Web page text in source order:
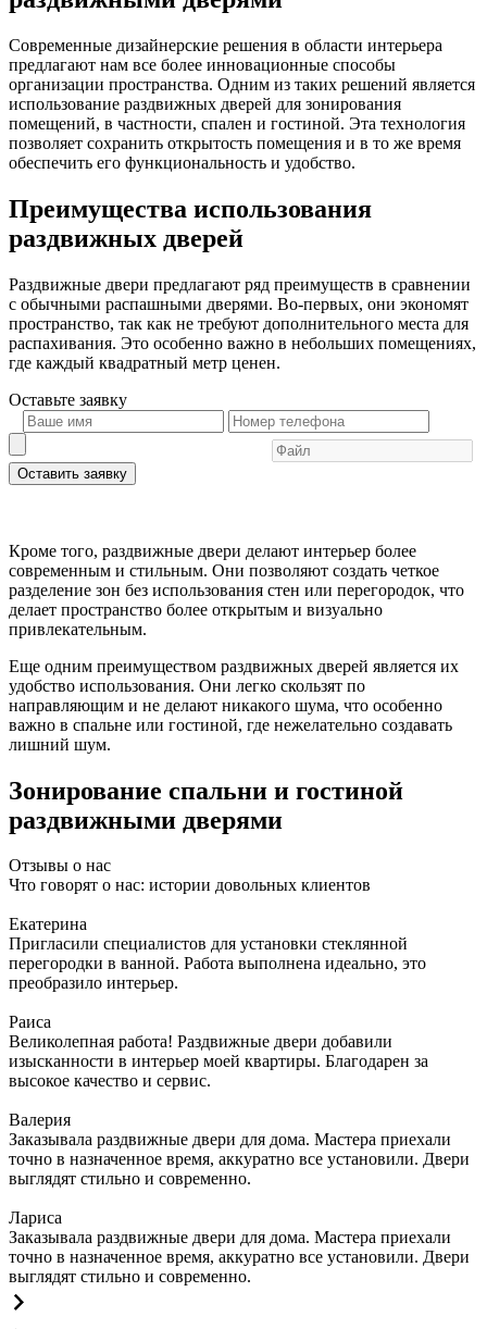
Современные дизайнерские решения в области интерьера
предлагают нам все более инновационные способы
организации пространства. Одним из таких решений является
использование раздвижных дверей для зонирования
помещений, в частности, спален и гостиной. Эта технология
позволяет сохранить открытость помещения и в то же время
обеспечить его функциональность и удобство.
Преимущества использования
раздвижных дверей
Раздвижные двери предлагают ряд преимуществ в сравнении
с обычными распашными дверями. Во-первых, они экономят
пространство, так как не требуют дополнительного места для
распахивания. Это особенно важно в небольших помещениях,
где каждый квадратный метр ценен.
Оставьте заявку
Оставить заявку
Кроме того, раздвижные двери делают интерьер более
современным и стильным. Они позволяют создать четкое
разделение зон без использования стен или перегородок, что
делает пространство более открытым и визуально
привлекательным.
Еще одним преимуществом раздвижных дверей является их
удобство использования. Они легко скользят по
направляющим и не делают никакого шума, что особенно
важно в спальне или гостиной, где нежелательно создавать
лишний шум.
Зонирование спальни и гостиной
раздвижными дверями
Отзывы о нас
Что говорят о нас: истории довольных клиентов
Екатерина
Пригласили специалистов для установки стеклянной
перегородки в ванной. Работа выполнена идеально, это
преобразило интерьер.
Раиса
Великолепная работа! Раздвижные двери добавили
изысканности в интерьер моей квартиры. Благодарен за
высокое качество и сервис.
Валерия
Заказывала раздвижные двери для дома. Мастера приехали
точно в назначенное время, аккуратно все установили. Двери
выглядят стильно и современно.
Лариса
Заказывала раздвижные двери для дома. Мастера приехали
точно в назначенное время, аккуратно все установили. Двери
выглядят стильно и современно.